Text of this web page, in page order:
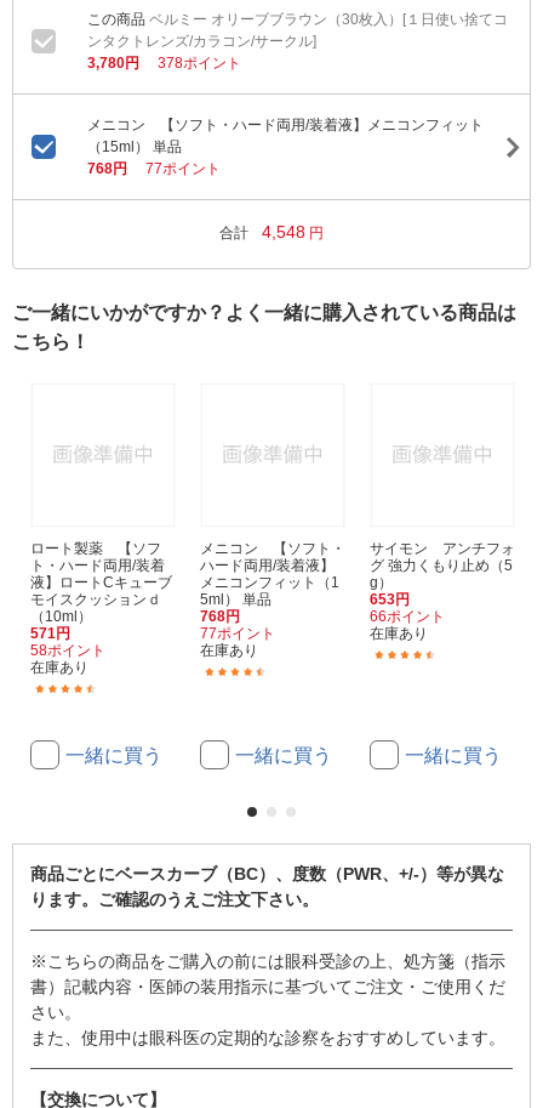
ベルミー オリーブブラウン（30枚入）[１日使い捨てコ
ンタクトレンズ/カラコン/サークル]
3,780円
378ポイント
メニコン 【ソフト・ハード両用/装着液】メニコンフィット
（15ml） 単品
768円
77ポイント
合計 4,548 円
ご一緒にいかがですか？よく一緒に購入されている商品は
こちら！
ロート製薬 【ソフ
ト・ハード両用/装着
液】ロートCキューブ
モイスクッションｄ
（10ml）
571円
58ポイント
在庫あり
一緒に買う
メニコン 【ソフト・
ハード両用/装着液】
メニコンフィット（1
5ml） 単品
768円
77ポイント
在庫あり
一緒に買う
サイモン アンチフォ
グ 強力くもり止め（5
g）
653円
66ポイント
在庫あり
一緒に買う
商品ごとにベースカーブ（BC）、度数（PWR、+/-）等が異な
ります。ご確認のうえご注文下さい。
※こちらの商品をご購入の前には眼科受診の上、処方箋（指示
書）記載内容・医師の装用指示に基づいてご注文・ご使用くだ
さい。
また、使用中は眼科医の定期的な診察をおすすめしています。
【交換について】